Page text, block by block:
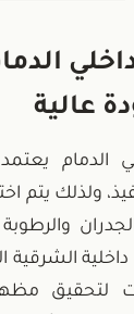
عالية
الدمام
ولذلك يتم
والرطوبة
الشرقية
لتحقيق